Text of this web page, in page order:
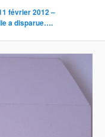
février 2012 –
a disparue….